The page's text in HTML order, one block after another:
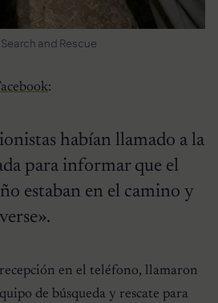
and Rescue
:
habían llamado a la
para informar que el
estaban en el camino y
en el teléfono, llamaron
de búsqueda y rescate para